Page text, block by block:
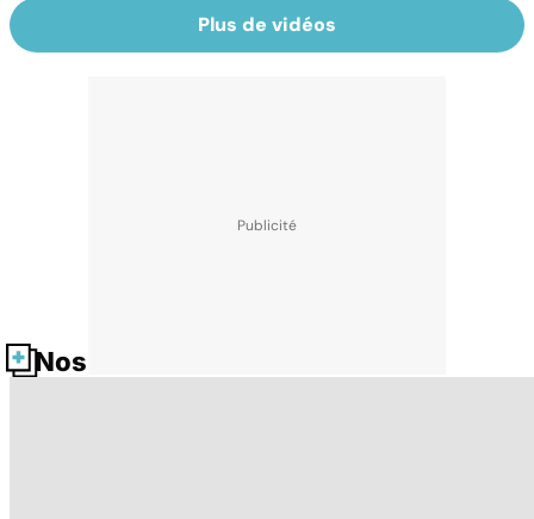
Plus de vidéos
Nos fiches santé